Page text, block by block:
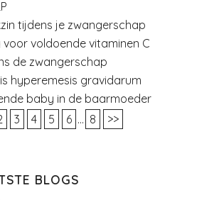
tijdens je zwangerschap
voor voldoende vitaminen C
de zwangerschap
hyperemesis gravidarum
baby in de baarmoeder
3 4 5 6 ... 8 >>
BLOGS